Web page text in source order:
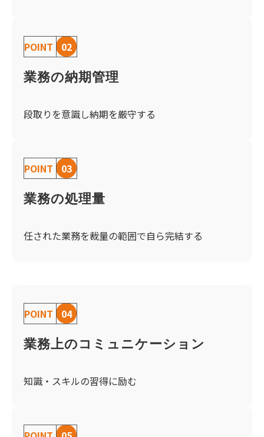
POINT 02
業務の納期管理
段取りを意識し納期を厳守する
POINT 03
業務の処理量
任された業務を裁量の範囲で自ら完結する
POINT 04
業務上のコミュニケーション
知識・スキルの習得に励む